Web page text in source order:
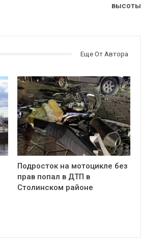
высоты
Еще От Автора
Подросток на мотоцикле без
прав попал в ДТП в
Столинском районе